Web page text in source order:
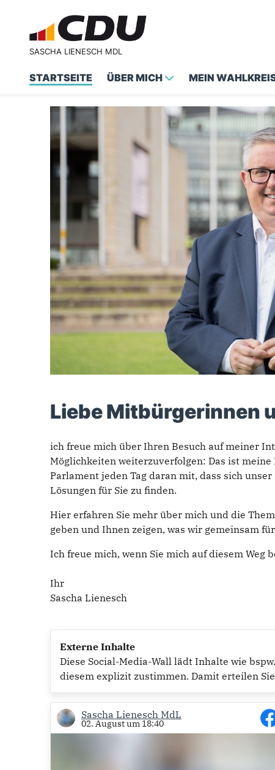
SASCHA LIENESCH MDL
STARTSEITE ÜBER MICH MEIN
Suchformular
Suche
Startseite
Liebe Mitbürgerinnen
ich freue mich über Ihren Besuch auf meiner
Möglichkeiten weiterzuverfolgen: Das ist
Parlament jeden Tag daran mit, dass sich
Lösungen für Sie zu finden.
Hier erfahren Sie mehr über mich und die
geben und Ihnen zeigen, was wir gemeinsam
Ich freue mich, wenn Sie mich auf diesem Weg
Ihr
Sascha Lienesch
Externe Inhalte
Diese Social-Media-Wall lädt Inhalte wie
diesem explizit zustimmen. Damit erteilen
Sascha Lienesch MdL
02. August um 18:40